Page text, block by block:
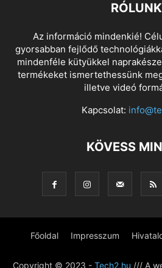
RÓLUNK
Az információ mindenkié!
gyorsabban fejlődő
mindenféle kütyükkel
termékeket ismertethessünk
illetve videó
Kapcsolat:
KÖVESS
Főoldal Impresszum
Copyright © 2023 - Tech2.hu /// A